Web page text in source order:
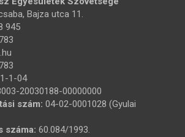
Bajza utca 11.
945
1-04
20030188-00000000
szám: 04-02-0001028 (Gyulai
száma: 60.084/1993.